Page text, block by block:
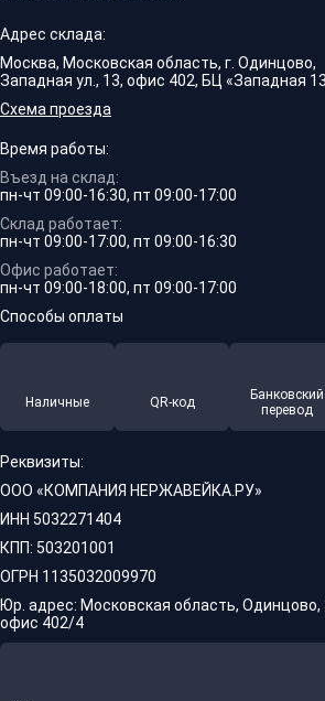
Адрес склада:
Москва, Московская область, г. Одинцово,
Западная ул., 13, офис 402, БЦ «Западная
Схема проезда
Время работы:
Въезд на склад:
пн-чт 09:00-16:30, пт 09:00-17:00
Склад работает:
пн-чт 09:00-17:00, пт 09:00-16:30
Офис работает:
пн-чт 09:00-18:00, пт 09:00-17:00
Способы оплаты
Наличные QR-код
Банковский
перевод
Реквизиты:
ООО «КОМПАНИЯ НЕРЖАВЕЙКА.РУ»
ИНН 5032271404
КПП: 503201001
ОГРН 1135032009970
Юр. адрес: Московская область, Одинцово,
офис 402/4